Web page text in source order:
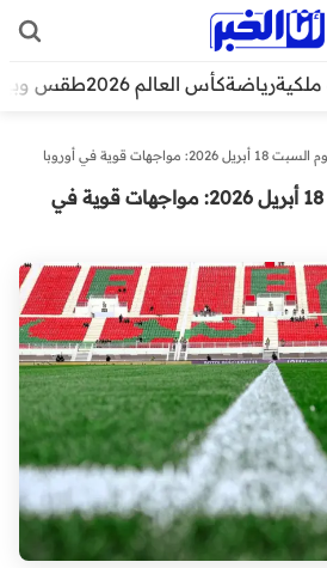
رياضةكأس العالم 2026 طقس
مباريات اليوم السبت 18 أبريل 2026: مواجهات قوية في أوروبا
مباريات اليوم السبت 18 أبريل 2026: مواجهات قوية في